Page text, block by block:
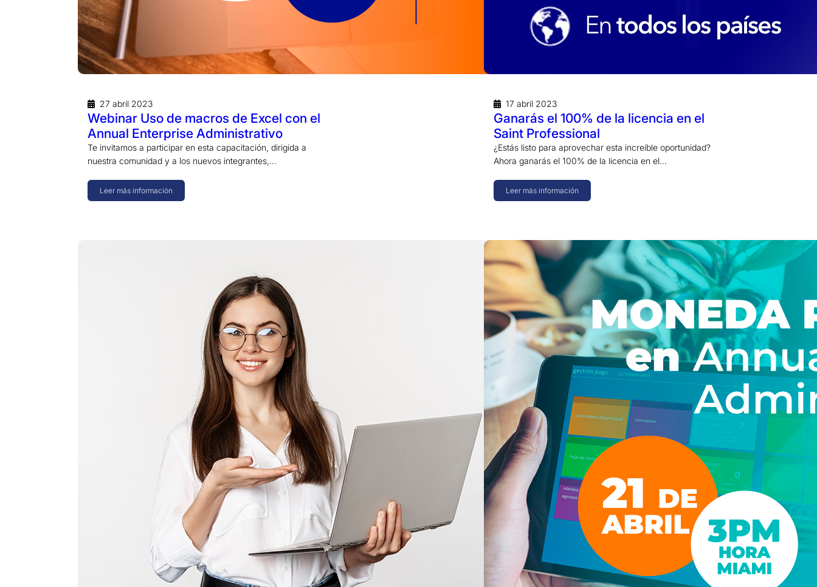
27 abril 2023
Webinar Uso de macros de Excel con el
Annual Enterprise Administrativo
Te invitamos a participar en esta capacitación, dirigida a
nuestra comunidad y a los nuevos integrantes,…
Leer más información
17 abril 2023
Ganarás el 100% de la licencia en el
Saint Professional
¿Estás listo para aprovechar esta increíble oportunidad?
Ahora ganarás el 100% de la licencia en el…
Leer más información